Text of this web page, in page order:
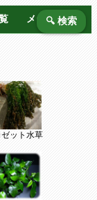
メーカー別
🔍 検索
ゼット水草